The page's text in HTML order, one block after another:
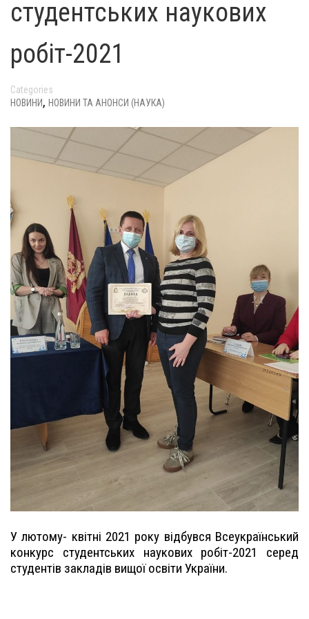
студентських наукових
робіт-2021
Categories
НОВИНИ, НОВИНИ ТА АНОНСИ (НАУКА)
У лютому- квітні 2021 року відбувся Всеукраїнський
конкурс студентських наукових робіт-2021
серед
студентів закладів вищої освіти України.